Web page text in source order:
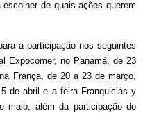
de quais ações querem
a participação nos seguintes
Expocomer, no Panamá, de 23
França, de 20 a 23 de março,
de abril e a feira Franquicias y
maio, além da participação do